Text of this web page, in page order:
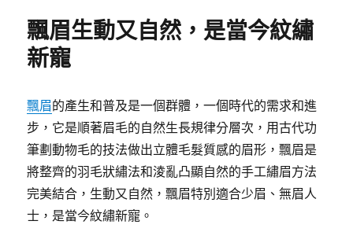
飄眉生動又自然，是當今紋繡
新寵
飄眉的產生和普及是一個群體，一個時代的需求和進
步，它是順著眉毛的自然生長規律分層次，用古代功
筆劃動物毛的技法做出立體毛髮質感的眉形，飄眉是
將整齊的羽毛狀繡法和淩亂凸顯自然的手工繡眉方法
完美結合，生動又自然，飄眉特別適合少眉、無眉人
士，是當今紋繡新寵。